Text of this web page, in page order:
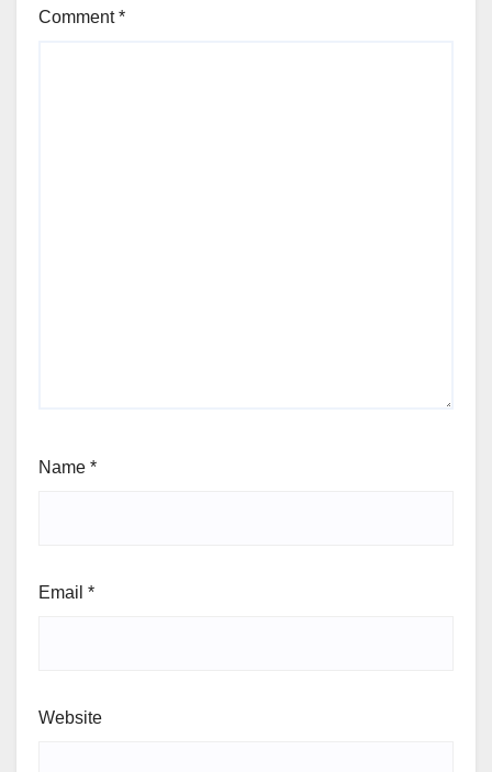
Comment*
Name *
Email *
Website